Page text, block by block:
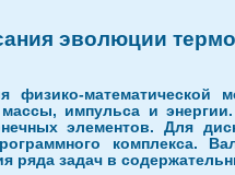
эволюции
физико-
импульса и
элементов. Для
комплекса.
ряда задач в